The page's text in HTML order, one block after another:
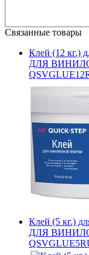
Связанные товары
Клей (12 кг.)
ДЛЯ
Клей (5 кг.)
ДЛЯ